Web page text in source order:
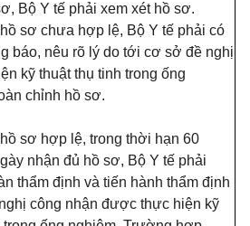
Bộ Y tế phải xem xét hồ sơ.
sơ chưa hợp lệ, Bộ Y tế phải có
báo, nêu rõ lý do tới cơ sở đề nghị
kỹ thuật thụ tinh trong ống
chỉnh hồ sơ.
sơ hợp lệ, trong thời hạn 60
nhận đủ hồ sơ, Bộ Y tế phải
thẩm định và tiến hành thẩm định
công nhận được thực hiện kỹ